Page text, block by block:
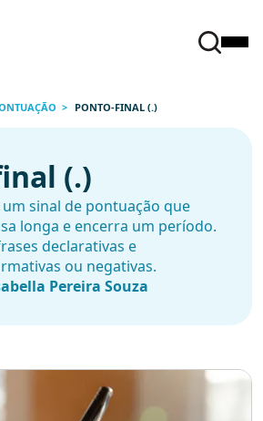
PONTO-FINAL (.)
(.)
sinal de pontuação que
longa e encerra um período.
declarativas e
ou negativas.
Pereira Souza